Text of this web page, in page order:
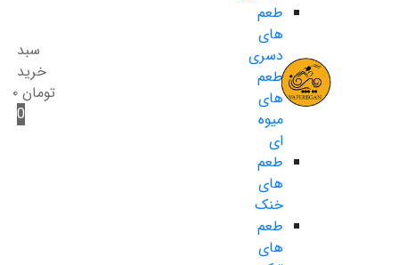
طعم
های
دسری
طعم
های
میوه
ای
طعم
های
خنک
طعم
های
سبد
خرید
تومان ۰
0